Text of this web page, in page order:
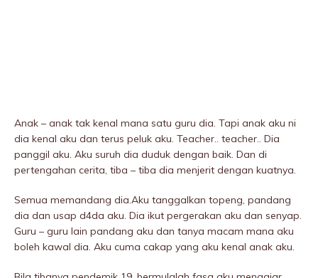
Anak – anak tak kenal mana satu guru dia. Tapi anak aku ni
dia kenal aku dan terus peIuk aku. Teacher.. teacher.. Dia
panggil aku. Aku suruh dia duduk dengan baik. Dan di
pertengahan cerita, tiba – tiba dia menjerit dengan kuatnya.
Semua memandang dia.Aku tanggalkan topeng, pandang
dia dan usap d4da aku. Dia ikut pergerakan aku dan senyap.
Guru – guru lain pandang aku dan tanya macam mana aku
boleh kawal dia. Aku cuma cakap yang aku kenal anak aku.